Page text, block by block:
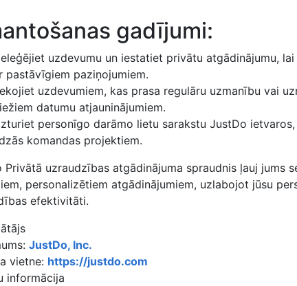
gadījumi:
uzdevumu un iestatiet privātu atgādinājumu,
pastāvīgiem paziņojumiem.
uzdevumiem, kas prasa regulāru uzmanību vai
datumu atjauninājumiem.
personīgo darāmo lietu sarakstu JustDo
komandas projektiem.
Privātā uzraudzības atgādinājuma spraudnis ļauj jums
personalizētiem atgādinājumiem, uzlabojot jūsu
efektivitāti.
JustDo, Inc.
vietne: https://justdo.com
informācija